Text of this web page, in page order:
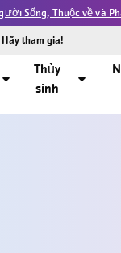
Sống, Thuộc về và
Thủy
sinh
Hãy tham gia!